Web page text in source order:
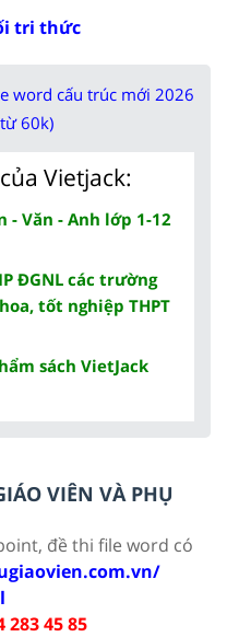
tri thức
word cấu trúc mới 2026
60k)
Vietjack:
- Văn - Anh lớp 1-12
ĐGNL các trường
tốt nghiệp THPT
sách VietJack
VIÊN VÀ PHỤ
đề thi file word có
283 45 85